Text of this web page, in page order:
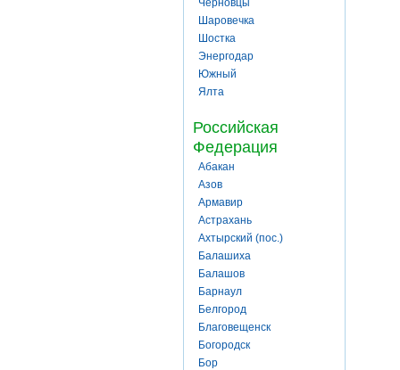
Черновцы
Шаровечка
Шостка
Энергодар
Южный
Ялта
Российская
Федерация
Абакан
Азов
Армавир
Астрахань
Ахтырский (пос.)
Балашиха
Балашов
Барнаул
Белгород
Благовещенск
Богородск
Бор